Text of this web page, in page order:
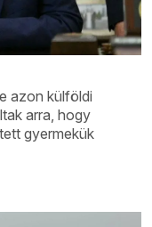
azon külföldi
arra, hogy
gyermekük